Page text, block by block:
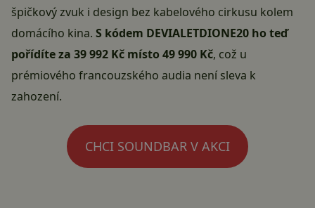
špičkový zvuk i design bez kabelového cirkusu kolem
domácího kina. S kódem DEVIALETDIONE20 ho teď
pořídíte za 39 992 Kč místo 49 990 Kč, což u
prémiového francouzského audia není sleva k
zahození.
CHCI SOUNDBAR V AKCI